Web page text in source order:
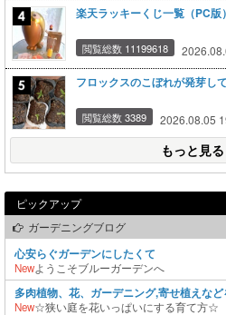
楽天ラッキーくじ一覧（PC版）
閲覧総数 11199618
フロックスのこぼれが発芽して
閲覧総数 3389 2026.08.05
もっと見る
ピックアップ
ガーデニングブログ
心安らぐガーデンにしたくて
Newようこそブルーガーデンへ
多肉植物、花、ガーデニング,寄せ植えな
New☆狭い庭を花いっぱいにする育て方☆